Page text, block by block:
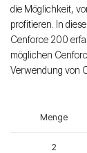
die Möglichkeit,
profitieren. In
Cenforce 200
möglichen
Verwendung von
Menge
2